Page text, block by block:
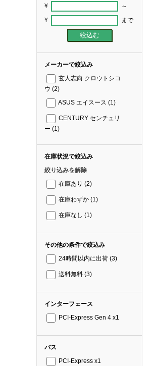
¥ ～
¥ まで
メーカーで絞込み
玄人志向 クロウトシコ
ウ (2)
ASUS エイスース (1)
CENTURY センチュリ
ー (1)
在庫状況で絞込み
絞り込みを解除
在庫あり (2)
在庫わずか (1)
在庫なし (1)
その他の条件で絞込み
24時間以内に出荷 (3)
送料無料 (3)
インターフェース
PCI-Express Gen 4 x1
バス
PCI-Express x1